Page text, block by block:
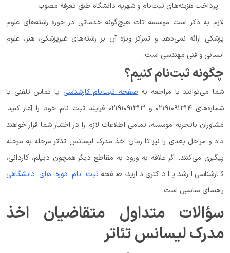
– پرداخت هزینه‌های ثبت‌نام و شهریه دانشگاه طبق تعرفه مصوب
لازم به ذکر است موسسه تات هیچ‌گونه خدماتی در حوزه رشته‌های علوم
پزشکی ارائه نمی‌دهد و تمرکز ویژه آن بر رشته‌های غیرپزشکی، هنر، علوم
انسانی و فنی مهندسی است.
چگونه ثبت‌نام کنیم؟
شما می‌توانید با مراجعه بهصفحه ثبت‌نام کارشناسی یا تماس تلفنی با
شماره‌های ۰۲۱۹۱۰۹۱۳۱۴ و ۰۲۱۹۱۰۹۱۳۱۳ فرایند ثبت نام خود را آغاز کنید.
مشاوران باتجربه موسسه، تمامی اطلاعات لازم را در اختیار شما قرار خواهند
داد و مراحل بعدی را نیز تا زمان اخذ مدرک لیسانس تئاتر مرحله به مرحله
پیگیری می‌کنند. اگر علاقه به ورود به مقاطع دیگر همچون دیپلم، کاردانی،
کارشناسی ارشد یا دکتری دارید، صفحهثبت نام دوره های دانشگاهی
راهنمای مناسبی است.
سؤالات متداول متقاضیان اخذ
مدرک لیسانس تئاتر